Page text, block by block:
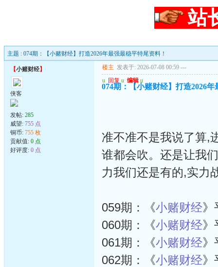
站
主题 : 074期：【小赌财经】打造2026年最强最稳平特尾资料！
【小赌财经】
侠客
发帖: 285
威望: 755 点
铜币: 755 枚
贡献值: 0 点
好评度: 0 点
楼主 发表于: 2026-07-08 00:59 ---
u 回复 u 编辑 u
074期：【小赌财经】打造2026
准不准不是我说了算,
谁都会吹。还是让我
力我们还是有的,实力
059期：《小赌财经》
060期：《小赌财经》
061期：《小赌财经》
062期：《小赌财经》